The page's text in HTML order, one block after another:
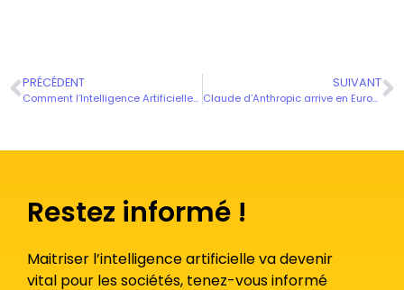
PRÉCÉDENT
Comment l’Intelligence Artificielle génère t’elle des images ?
SUIVANT
Claude d’Anthropic arrive en Europe
Restez informé !
Maitriser l’intelligence artificielle va devenir
vital pour les sociétés, tenez-vous informé